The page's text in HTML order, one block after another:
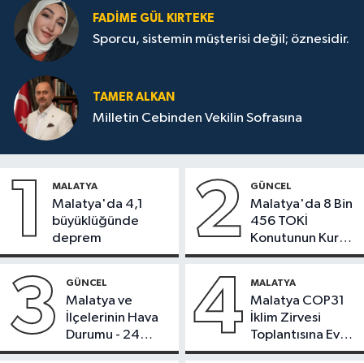
FADIME GÜL KIRTEKE
Sporcu, sistemin müşterisi değil; öznesidir.
TAMER ALKAN
Milletin Cebinden Vekilin Sofrasına
1 MALATYA
Malatya'da 4,1
büyüklüğünde
deprem
2 GÜNCEL
Malatya'da 8 Bin
456 TOKİ
Konutunun Kurası
Bugün Çekiliyor
3 GÜNCEL
Malatya ve
İlçelerinin Hava
Durumu - 24
Temmuz 2026
4 MALATYA
Malatya COP31
İklim Zirvesi
Toplantısına Ev
Sahipliği Yaptı